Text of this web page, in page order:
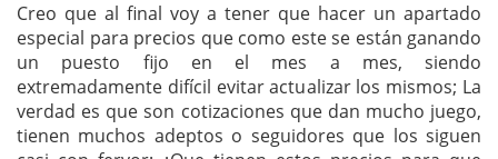
Creo que al final voy a tener que hacer un apartado
especial para precios que como este se están ganando
un puesto fijo en el mes a mes, siendo
extremadamente difícil evitar actualizar los mismos; La
verdad es que son cotizaciones que dan mucho juego,
tienen muchos adeptos o seguidores que los siguen